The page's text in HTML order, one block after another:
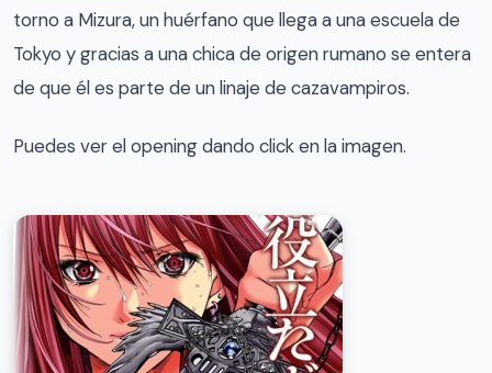
torno a Mizura, un huérfano que llega a una escuela de
Tokyo y gracias a una chica de origen rumano se entera
de que él es parte de un linaje de cazavampiros.
Puedes ver el opening dando click en la imagen.